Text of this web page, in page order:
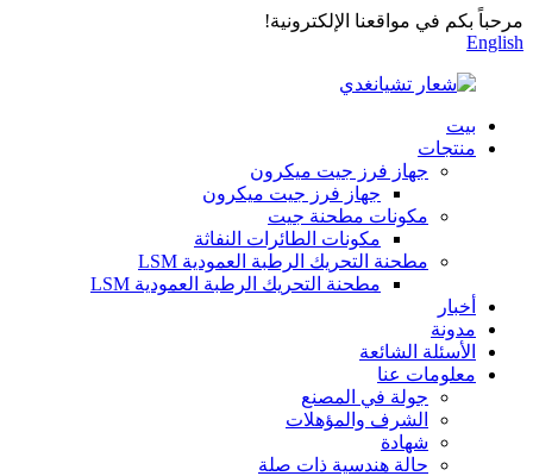
مرحباً بكم في مواقعنا الإلكترونية!
English
بيت
منتجات
جهاز فرز جيت ميكرون
جهاز فرز جيت ميكرون
مكونات مطحنة جيت
مكونات الطائرات النفاثة
مطحنة التحريك الرطبة العمودية LSM
مطحنة التحريك الرطبة العمودية LSM
أخبار
مدونة
الأسئلة الشائعة
معلومات عنا
جولة في المصنع
الشرف والمؤهلات
شهادة
حالة هندسية ذات صلة